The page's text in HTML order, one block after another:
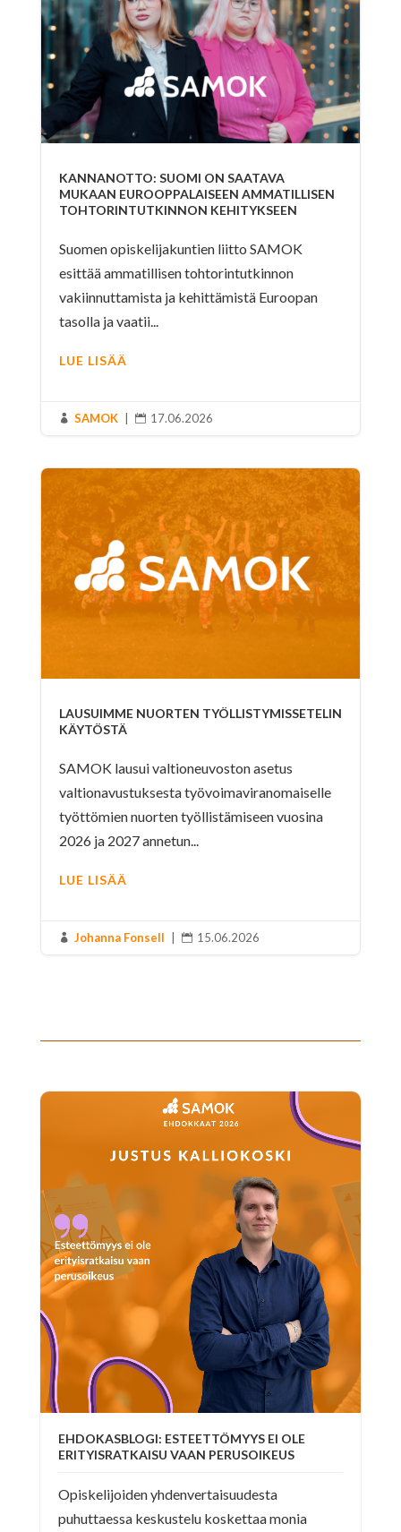
KANNANOTTO: SUOMI ON SAATAVA
MUKAAN EUROOPPALAISEEN AMMATILLISEN
TOHTORINTUTKINNON KEHITYKSEEN
Suomen opiskelijakuntien liitto SAMOK
esittää ammatillisen tohtorintutkinnon
vakiinnuttamista ja kehittämistä Euroopan
tasolla ja vaatii...
LUE LISÄÄ
 SAMOK  17.06.2026
LAUSUIMME NUORTEN TYÖLLISTYMISSETELIN
KÄYTÖSTÄ
SAMOK lausui valtioneuvoston asetus
valtionavustuksesta työvoimaviranomaiselle
työttömien nuorten työllistämiseen vuosina
2026 ja 2027 annetun...
LUE LISÄÄ
 Johanna Fonsell  15.06.2026
EHDOKASBLOGI: ESTEETTÖMYYS EI OLE
ERITYISRATKAISU VAAN PERUSOIKEUS
Opiskelijoiden yhdenvertaisuudesta
puhuttaessa keskustelu koskettaa monia